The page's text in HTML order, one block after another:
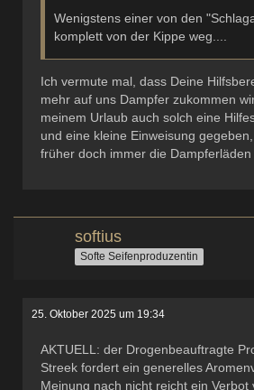
Wenigstens einer von den
komplett von der Kippe weg....
Ich vermute mal, dass Deine
mehr auf uns Dampfer zukommen
meinem Urlaub auch solch eine
und eine kleine Einweisung
früher doch immer die Dampferläden
softius
Softe Seifenproduzentin
25. Oktober 2025 um 19:34
AKTUELL: der Drogenbeauftragte
Streek fordert ein generelles
Meinung nach nicht reicht ein Verbot